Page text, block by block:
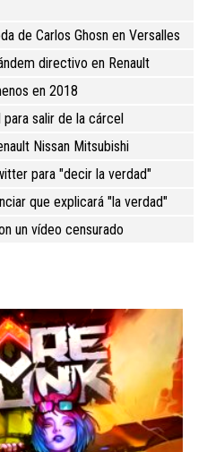
de Carlos Ghosn en Versalles
directivo en Renault
en 2018
para salir de la cárcel
Nissan Mitsubishi
para "decir la verdad"
que explicará "la verdad"
un vídeo censurado